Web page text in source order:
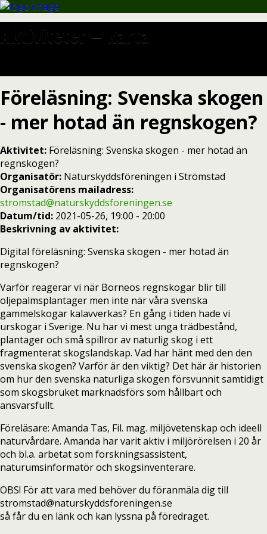
Aktiviteter – karta
Föreläsning: Svenska skogen
- mer hotad än regnskogen?
Aktivitet: Föreläsning: Svenska skogen - mer hotad än
regnskogen?
Organisatör: Naturskyddsföreningen i Strömstad
Organisatörens mailadress:
stromstad@naturskyddsforeningen.se
Datum/tid: 2021-05-26, 19:00 - 20:00
Beskrivning av aktivitet:
Digital föreläsning: Svenska skogen - mer hotad än
regnskogen?
Varför reagerar vi när Borneos regnskogar blir till
oljepalmsplantager men inte när våra svenska
gammelskogar kalavverkas? En gång i tiden hade vi
urskogar i Sverige. Nu har vi mest unga trädbestånd,
plantager och små spillror av naturlig skog i ett
fragmenterat skogslandskap. Vad har hänt med den den
svenska skogen? Varför är den viktig? Det här är historien
om hur den svenska naturliga skogen försvunnit samtidigt
som skogsbruket marknadsförs som hållbart och
ansvarsfullt.
Föreläsare: Amanda Tas, Fil. mag. miljövetenskap och ideell
naturvårdare. Amanda har varit aktiv i miljörörelsen i 20 år
och bl.a. arbetat som forskningsassistent,
naturumsinformatör och skogsinventerare.
OBS! För att vara med behöver du föranmäla dig till
stromstad@naturskyddsforeningen.se
så får du en länk och kan lyssna på föredraget.